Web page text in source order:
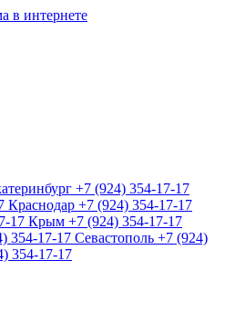
в интернете
+7 (924) 354-17-17
Краснодар +7 (924) 354-17-17
17 Крым +7 (924) 354-17-17
354-17-17 Севастополь +7 (924)
354-17-17